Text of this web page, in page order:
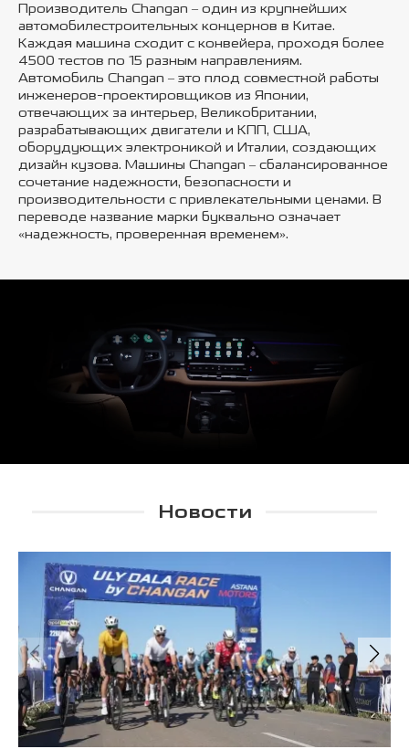
Производитель Changan – один из крупнейших
автомобилестроительных концернов в Китае.
Каждая машина сходит с конвейера, проходя более
4500 тестов по 15 разным направлениям.
Автомобиль Changan – это плод совместной работы
инженеров-проектировщиков из Японии,
отвечающих за интерьер, Великобритании,
разрабатывающих двигатели и КПП, США,
оборудующих электроникой и Италии, создающих
дизайн кузова. Машины Changan – сбалансированное
сочетание надежности, безопасности и
производительности с привлекательными ценами. В
переводе название марки буквально означает
«надежность, проверенная временем».
Новости